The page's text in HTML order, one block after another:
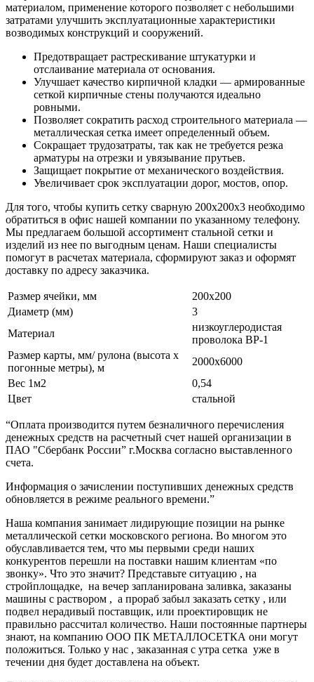
материалом, применение которого позволяет с небольшими
затратами улучшить эксплуатационные характеристики
возводимых конструкций и сооружений.
Предотвращает растрескивание штукатурки и
отслаивание материала от основания.
Улучшает качество кирпичной кладки — армированные
сеткой кирпичные стены получаются идеально
ровными.
Позволяет сократить расход строительного материала —
металлическая сетка имеет определенный объем.
Сокращает трудозатраты, так как не требуется резка
арматуры на отрезки и увязывание прутьев.
Защищает покрытие от механического воздействия.
Увеличивает срок эксплуатации дорог, мостов, опор.
Для того, чтобы купить сетку сварную 200х200х3 необходимо
обратиться в офис нашей компании по указанному телефону.
Мы предлагаем большой ассортимент стальной сетки и
изделий из нее по выгодным ценам. Наши специалисты
помогут в расчетах материала, сформируют заказ и оформят
доставку по адресу заказчика.
Размер ячейки, мм
200х200
Диаметр (мм)
3
Материал
низкоуглеродистая
проволока ВР-1
Размер карты, мм/ рулона (высота х
погонные метры), м
2000х6000
Вес 1м2
0,54
Цвет
стальной
“Оплата производится путем безналичного перечисления
денежных средств на расчетный счет нашей организации в
ПАО "Сбербанк России” г.Москва согласно выставленного
счета.
Информация о зачислении поступивших денежных средств
обновляется в режиме реального времени.”
Наша компания занимает лидирующие позиции на рынке
металлической сетки московского региона. Во многом это
обуславливается тем, что мы первыми среди наших
конкурентов перешли на поставки нашим клиентам «по
звонку». Что это значит? Представьте ситуацию , на
стройплощадке, на вечер запланирована заливка, заказаны
машины с раствором , а прораб забыл заказать сетку , или
подвел нерадивый поставщик, или проектировщик не
правильно рассчитал количество. Наши постоянные партнеры
знают, на компанию ООО ПК МЕТАЛЛОСЕТКА они могут
положиться. Только у нас , заказанная с утра сетка уже в
течении дня будет доставлена на объект.